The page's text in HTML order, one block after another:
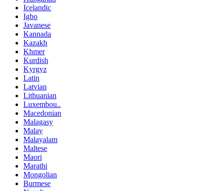
Icelandic
Igbo
Javanese
Kannada
Kazakh
Khmer
Kurdish
Kyrgyz
Latin
Latvian
Lithuanian
Luxembou..
Macedonian
Malagasy
Malay
Malayalam
Maltese
Maori
Marathi
Mongolian
Burmese